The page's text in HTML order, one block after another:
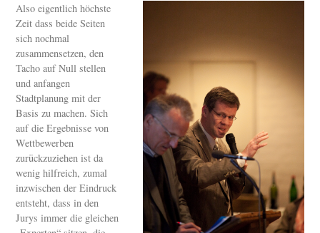
Also eigentlich höchste
Zeit dass beide Seiten
sich nochmal
zusammensetzen, den
Tacho auf Null stellen
und anfangen
Stadtplanung mit der
Basis zu machen. Sich
auf die Ergebnisse von
Wettbewerben
zurückzuziehen ist da
wenig hilfreich, zumal
inzwischen der Eindruck
entsteht, dass in den
Jurys immer die gleichen